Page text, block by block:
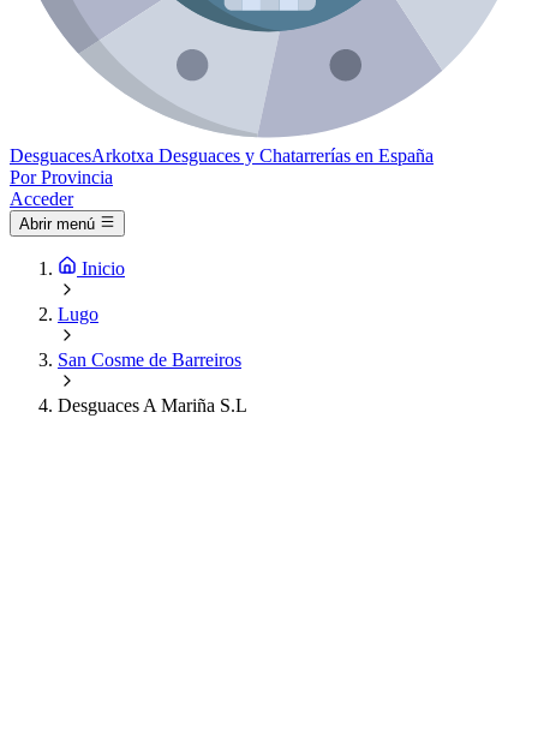
DesguacesArkotxa Desguaces y Chatarrerías en España
Por Provincia
Acceder
Abrir menú
Inicio
Lugo
San Cosme de Barreiros
Desguaces A Mariña S.L